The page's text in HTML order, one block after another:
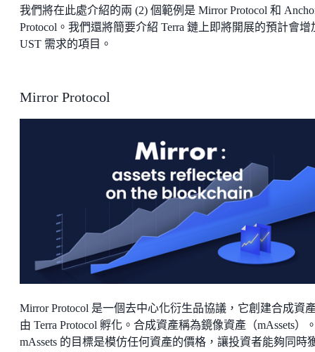
我們將在此處介紹的兩 (2) 個範例是 Mirror Protocol 和
Protocol。我們還將簡要介紹 Terra 鏈上即將開展的預計會增
UST 需求的項目。
Mirror Protocol
Mirror Protocol 是一個去中心化衍生品協議，它創建合成資
由 Terra Protocol 孵化。合成資產稱為鏡像資產（mAssets）
mAssets 的目標是模仿任何資產的價格，讓投資者能夠同時